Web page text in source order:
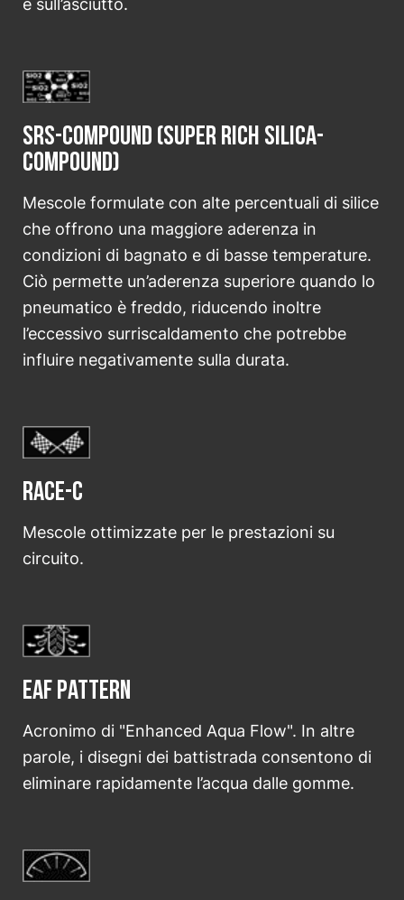
e sull’asciutto.
SRS-Compound (Super Rich Silica-
Compound)
Mescole formulate con alte percentuali di silice
che offrono una maggiore aderenza in
condizioni di bagnato e di basse temperature.
Ciò permette un’aderenza superiore quando lo
pneumatico è freddo, riducendo inoltre
l’eccessivo surriscaldamento che potrebbe
influire negativamente sulla durata.
Race-C
Mescole ottimizzate per le prestazioni su
circuito.
EAF Pattern
Acronimo di "Enhanced Aqua Flow". In altre
parole, i disegni dei battistrada consentono di
eliminare rapidamente l’acqua dalle gomme.